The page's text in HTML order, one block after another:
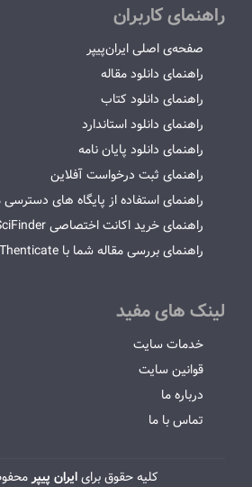
راهنمای کاربران
صفحه‌ی اصلی ایران‌پیپر
راهنمای دانلود مقاله
راهنمای دانلود کتاب
راهنمای دانلود استاندارد
راهنمای دانلود پایان نامه
راهنمای ثبت درخواست آفلاین
راهنمای استفاده از پایگاه های
راهنمای خرید اکانت اختصاصی SciFinder
راهنمای بررسی مقاله شما با iThenticate و Grammerly
لینک های مفید
خدمات سایت
قوانین سایت
درباره ما
تماس با ما
کلیه حقوق برایایران پیپر